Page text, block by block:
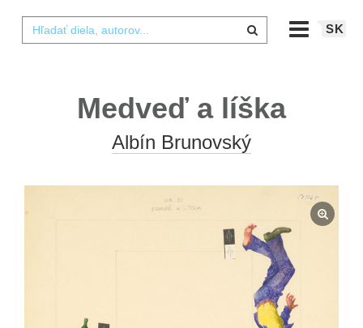
SK
Medveď a líška
Albín Brunovský